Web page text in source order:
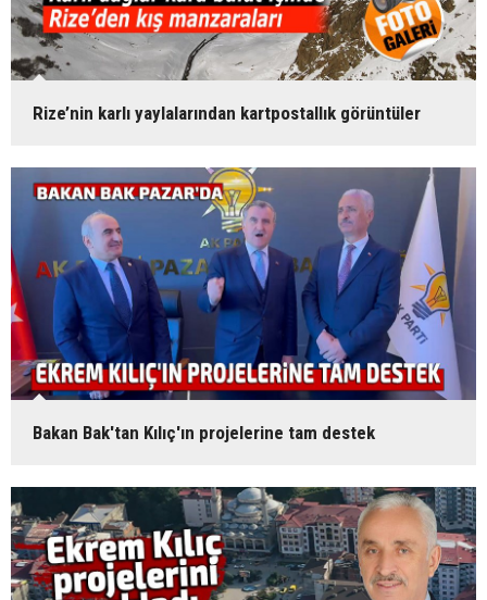
Rize’nin karlı yaylalarından kartpostallık görüntüler
Bakan Bak'tan Kılıç'ın projelerine tam destek